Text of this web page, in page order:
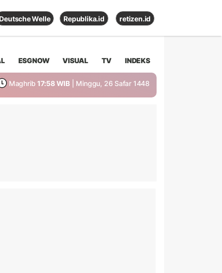
Deutsche Welle Republika.id retizen.id
ESGNOW VISUAL TV INDEKS
Maghrib 17:58 WIB | Minggu, 26 Safar 1448